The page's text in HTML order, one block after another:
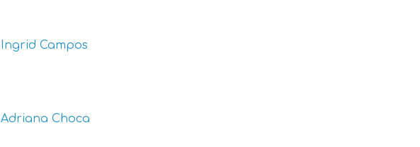
Ingrid Campos
Adriana Choca